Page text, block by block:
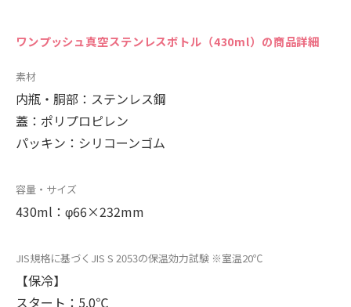
ワンプッシュ真空ステンレスボトル（430ml）の商品詳細
素材
内瓶・胴部：ステンレス鋼
蓋：ポリプロピレン
パッキン：シリコーンゴム
容量・サイズ
430ml：φ66×232mm
JIS規格に基づくJIS S 2053の保温効力試験 ※室温20℃
【保冷】
スタート：5.0℃